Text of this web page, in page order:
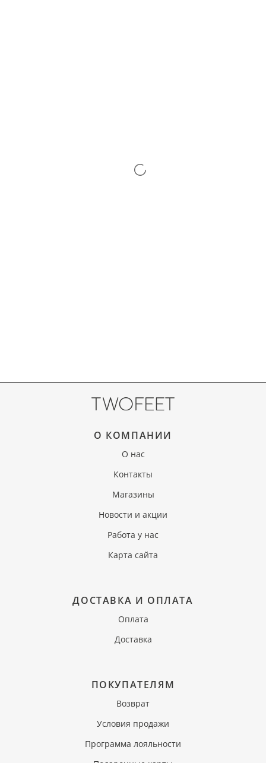
О КОМПАНИИ
О нас
Контакты
Магазины
Новости и акции
Работа у нас
Карта сайта
ДОСТАВКА И ОПЛАТА
Оплата
Доставка
ПОКУПАТЕЛЯМ
Возврат
Условия продажи
Программа лояльности